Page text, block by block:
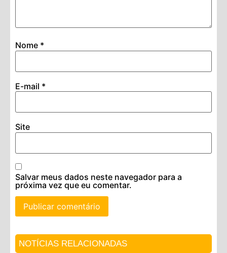
Nome *
E-mail *
Site
Salvar meus dados neste navegador para a
próxima vez que eu comentar.
NOTÍCIAS RELACIONADAS